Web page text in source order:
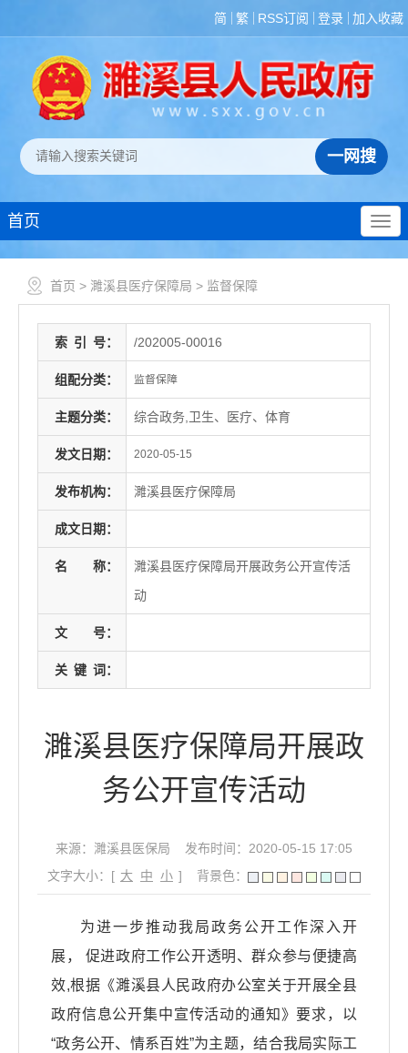
简 繁 RSS订阅 登录 加入收藏
首页
首页 > 濉溪县医疗保障局 > 监督保障
索 引 号： /202005-00016
组配分类： 监督保障
主题分类： 综合政务,卫生、医疗、体育
发文日期： 2020-05-15
发布机构： 濉溪县医疗保障局
成文日期：
名 称：
濉溪县医疗保障局开展政务公开宣传活
动
文 号：
关 键 词：
濉溪县医疗保障局开展政
务公开宣传活动
来源：濉溪县医保局
发布时间：2020-05-15 17:05
文字大小：[ 大 中 小 ] 背景色：
为进一步推动我局政务公开工作深入开
展， 促进政府工作公开透明、群众参与便捷高
效,根据《濉溪县人民政府办公室关于开展全县
政府信息公开集中宣传活动的通知》要求，以
“政务公开、情系百姓”为主题，结合我局实际工